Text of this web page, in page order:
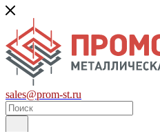
sales@prom-st.ru